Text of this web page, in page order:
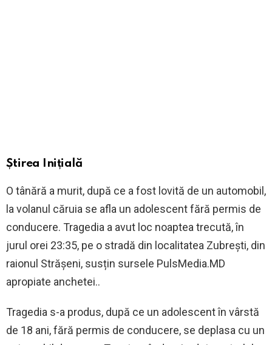
Știrea Inițială
O tânără a murit, după ce a fost lovită de un automobil,
la volanul căruia se afla un adolescent fără permis de
conducere. Tragedia a avut loc noaptea trecută, în
jurul orei 23:35, pe o stradă din localitatea Zubrești, din
raionul Strășeni, susțin sursele PulsMedia.MD
apropiate anchetei..
Tragedia s-a produs, după ce un adolescent în vârstă
de 18 ani, fără permis de conducere, se deplasa cu un